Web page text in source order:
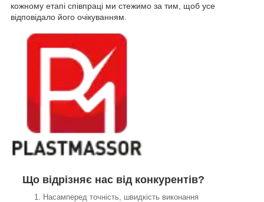
кожному етапі співпраці ми стежимо за тим, щоб усе
відповідало його очікуванням.
Що відрізняє нас від конкурентів?
Насамперед точність, швидкість виконання